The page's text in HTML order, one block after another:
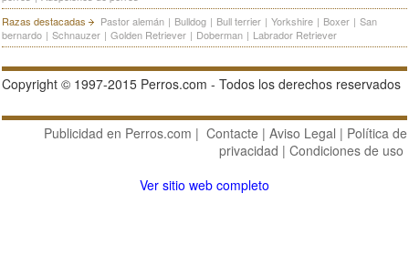
Razas destacadas
Pastor alemán | Bulldog | Bull terrier | Yorkshire | Boxer | San
bernardo | Schnauzer | Golden Retriever | Doberman | Labrador Retriever
Copyright © 1997-2015 Perros.com - Todos los derechos reservados
Publicidad en Perros.com | Contacte | Aviso Legal | Política de
privacidad | Condiciones de uso
Ver sitio web completo